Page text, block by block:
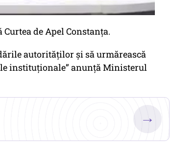
de Apel Constanța.
autorităților și să urmărească
instituționale” anunță Ministerul
→